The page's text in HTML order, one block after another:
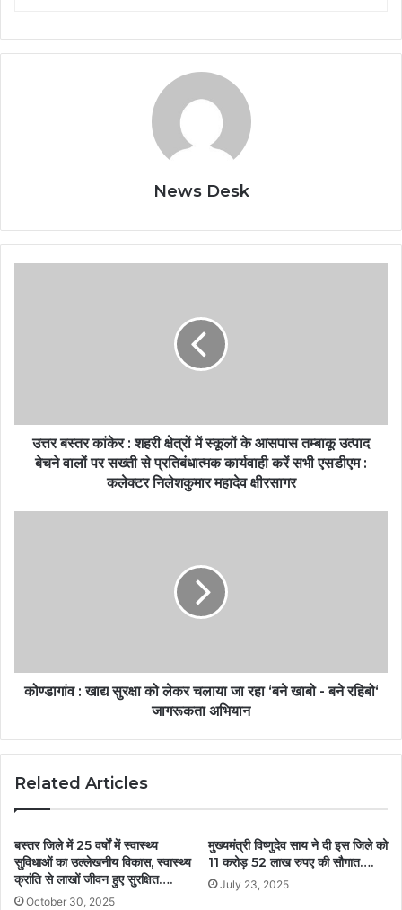
News Desk
उत्तर बस्तर कांकेर : शहरी क्षेत्रों में स्कूलों के आसपास तम्बाकू उत्पाद
बेचने वालों पर सख्ती से प्रतिबंधात्मक कार्यवाही करें सभी एसडीएम :
कलेक्टर निलेशकुमार महादेव क्षीरसागर
कोण्डागांव : खाद्य सुरक्षा को लेकर चलाया जा रहा ‘बने खाबो - बने रहिबो‘
जागरूकता अभियान
Related Articles
बस्तर जिले में 25 वर्षों में स्वास्थ्य
सुविधाओं का उल्लेखनीय विकास, स्वास्थ्य
क्रांति से लाखों जीवन हुए सुरक्षित….
October 30, 2025
मुख्यमंत्री विष्णुदेव साय ने दी इस जिले को
11 करोड़ 52 लाख रुपए की सौगात….
July 23, 2025